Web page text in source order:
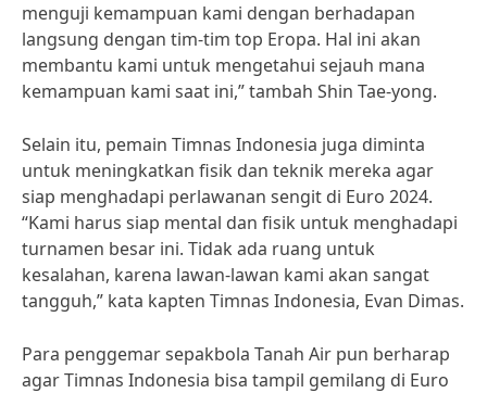
menguji kemampuan kami dengan berhadapan
langsung dengan tim-tim top Eropa. Hal ini akan
membantu kami untuk mengetahui sejauh mana
kemampuan kami saat ini,” tambah Shin Tae-yong.
Selain itu, pemain Timnas Indonesia juga diminta
untuk meningkatkan fisik dan teknik mereka agar
siap menghadapi perlawanan sengit di Euro 2024.
“Kami harus siap mental dan fisik untuk menghadapi
turnamen besar ini. Tidak ada ruang untuk
kesalahan, karena lawan-lawan kami akan sangat
tangguh,” kata kapten Timnas Indonesia, Evan Dimas.
Para penggemar sepakbola Tanah Air pun berharap
agar Timnas Indonesia bisa tampil gemilang di Euro